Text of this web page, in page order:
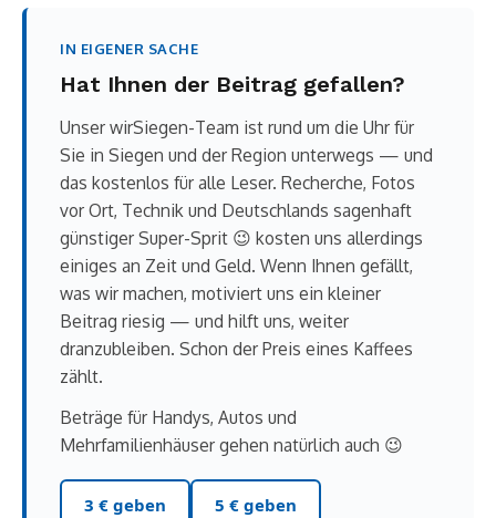
IN EIGENER SACHE
Hat Ihnen der Beitrag gefallen?
Unser wirSiegen-Team ist rund um die Uhr für
Sie in Siegen und der Region unterwegs — und
das kostenlos für alle Leser. Recherche, Fotos
vor Ort, Technik und Deutschlands sagenhaft
günstiger Super-Sprit 😉 kosten uns allerdings
einiges an Zeit und Geld. Wenn Ihnen gefällt,
was wir machen, motiviert uns ein kleiner
Beitrag riesig — und hilft uns, weiter
dranzubleiben. Schon der Preis eines Kaffees
zählt.
Beträge für Handys, Autos und
Mehrfamilienhäuser gehen natürlich auch 😉
3 € geben 5 € geben